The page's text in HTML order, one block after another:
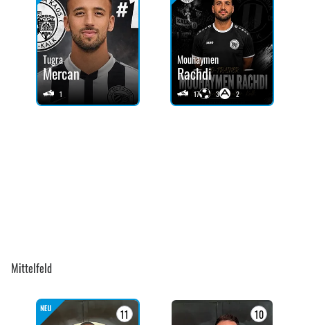
Tugra
Mercan
1
Mouhaymen
Rachdi
17 3 2
Mittelfeld
11 10